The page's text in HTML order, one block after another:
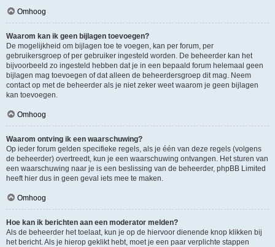
Omhoog
Waarom kan ik geen bijlagen toevoegen?
De mogelijkheid om bijlagen toe te voegen, kan per forum, per
gebruikersgroep of per gebruiker ingesteld worden. De beheerder kan het
bijvoorbeeld zo ingesteld hebben dat je in een bepaald forum helemaal geen
bijlagen mag toevoegen of dat alleen de beheerdersgroep dit mag. Neem
contact op met de beheerder als je niet zeker weet waarom je geen bijlagen
kan toevoegen.
Omhoog
Waarom ontving ik een waarschuwing?
Op ieder forum gelden specifieke regels, als je één van deze regels (volgens
de beheerder) overtreedt, kun je een waarschuwing ontvangen. Het sturen van
een waarschuwing naar je is een beslissing van de beheerder, phpBB Limited
heeft hier dus in geen geval iets mee te maken.
Omhoog
Hoe kan ik berichten aan een moderator melden?
Als de beheerder het toelaat, kun je op de hiervoor dienende knop klikken bij
het bericht. Als je hierop geklikt hebt, moet je een paar verplichte stappen